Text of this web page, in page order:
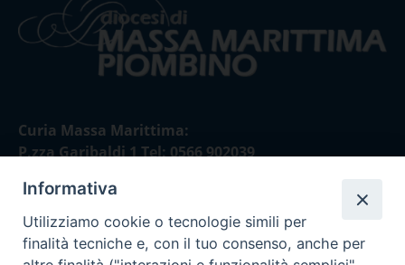
Curia Massa Marittima:
P.zza Garibaldi 1 Tel: 0566 902039
Curia Piombino:
Via Don Minzoni,58/A Tel e Fax: 0565 32036
E-mail:
Informativa
Utilizziamo cookie o tecnologie simili per
finalità tecniche e, con il tuo consenso, anche per